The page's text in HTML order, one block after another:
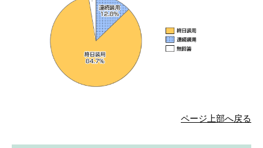
ページ上部へ戻る